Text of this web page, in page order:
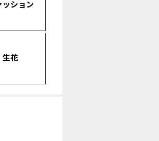
ッション
生花